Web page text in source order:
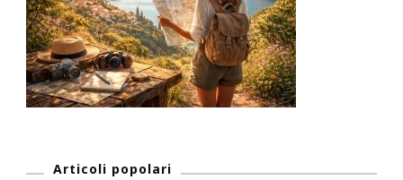
Articoli popolari